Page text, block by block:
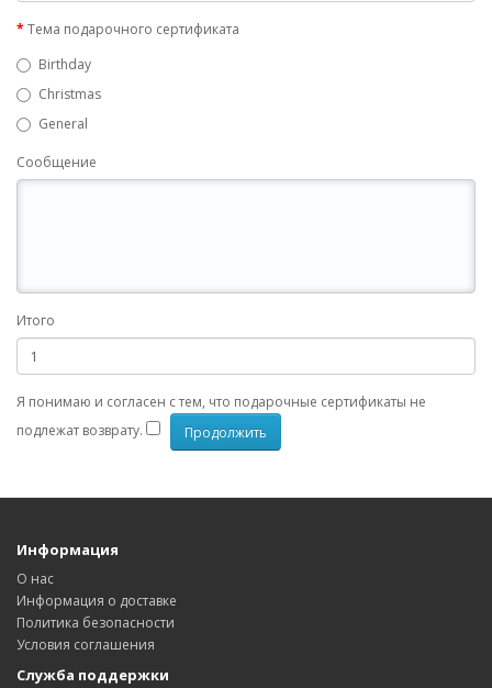
Тема подарочного сертификата
Birthday
Christmas
General
Сообщение
Итого
Я понимаю и согласен с тем, что подарочные сертификаты не
подлежат возврату.
Информация
О нас
Информация о доставке
Политика безопасности
Условия соглашения
Служба поддержки